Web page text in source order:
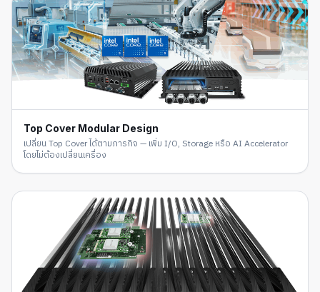
Top Cover Modular Design
เปลี่ยน Top Cover ได้ตามภารกิจ — เพิ่ม I/O, Storage หรือ AI Accelerator
โดยไม่ต้องเปลี่ยนเครื่อง